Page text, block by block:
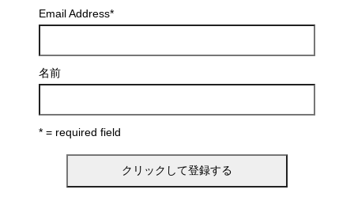
Email Address*
名前
* = required field